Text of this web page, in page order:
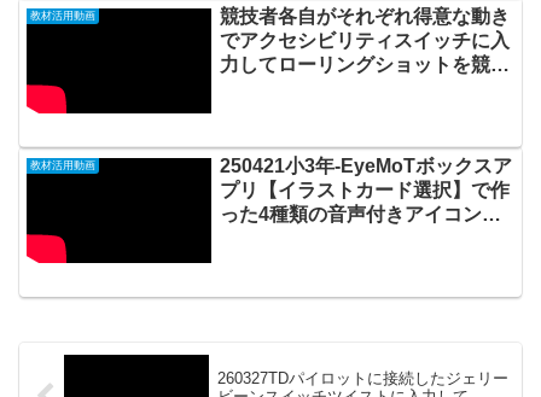
教材活用動画
競技者各自がそれぞれ得意な動き
でアクセシビリティスイッチに入
力してローリングショットを競い
教材活用動画
250421小3年-EyeMoTボックスア
プリ【イラストカード選択】で作
った4種類の音声付きアイコンの
260327TDパイロットに接続したジェリー